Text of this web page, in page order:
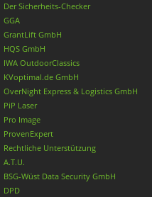
Der Sicherheits-Checker
GGA
GrantLift GmbH
HQS GmbH
IWA OutdoorClassics
KVoptimal.de GmbH
OverNight Express & Logistics GmbH
PiP Laser
Pro Image
ProvenExpert
Rechtliche Unterstützung
A.T.U.
BSG-Wüst Data Security GmbH
DPD